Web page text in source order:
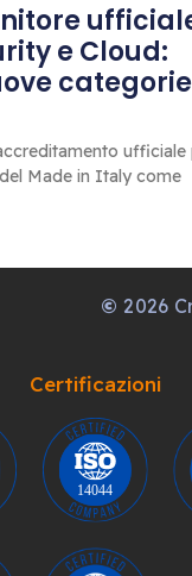
e Cloud:
categorie
ufficiale
Made in Italy come
© 2026
Certificazioni